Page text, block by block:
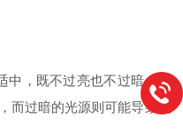
，既不过亮也不过暗。过
而过暗的光源则可能导致观